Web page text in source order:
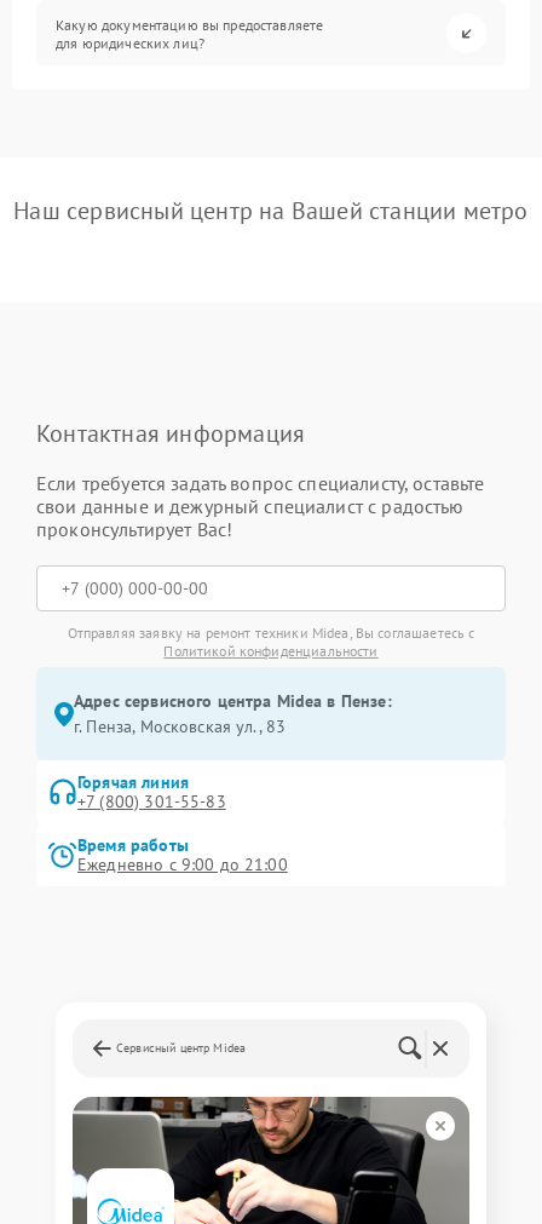
Какую документацию вы предоставляете
для юридических лиц?
Наш сервисный центр на Вашей станции метро
Контактная информация
Если требуется задать вопрос специалисту, оставьте
свои данные и дежурный специалист с радостью
проконсультирует Вас!
Отправляя заявку на ремонт техники Midea, Вы соглашаетесь с
Политикой конфиденциальности
Адрес сервисного центра Midea в Пензе:
г. Пенза, Московская ул., 83
Горячая линия
+7 (800) 301-55-83
Время работы
Ежедневно с 9:00 до 21:00
Сервисный центр Midea